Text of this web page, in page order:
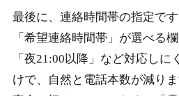
最後に、連絡時間帯の指定で
「希望連絡時間帯」が選べる
「夜21:00以降」など対応し
けで、自然と電話本数が減り